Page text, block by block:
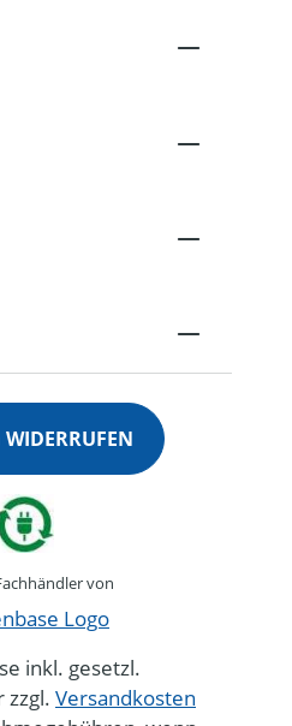
WIDERRUFEN
von
inkl. gesetzl.
Versandkosten